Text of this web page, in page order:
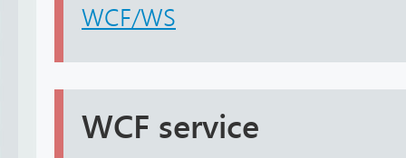
WCF/WS
WCF service